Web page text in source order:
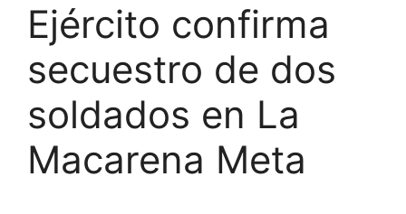
Ejército confirma
secuestro de dos
soldados en La
Macarena Meta